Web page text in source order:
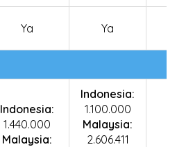
Ya Ya
Indonesia:
1.440.000
Malaysia:
Indonesia:
1.100.000
Malaysia:
2.606.411